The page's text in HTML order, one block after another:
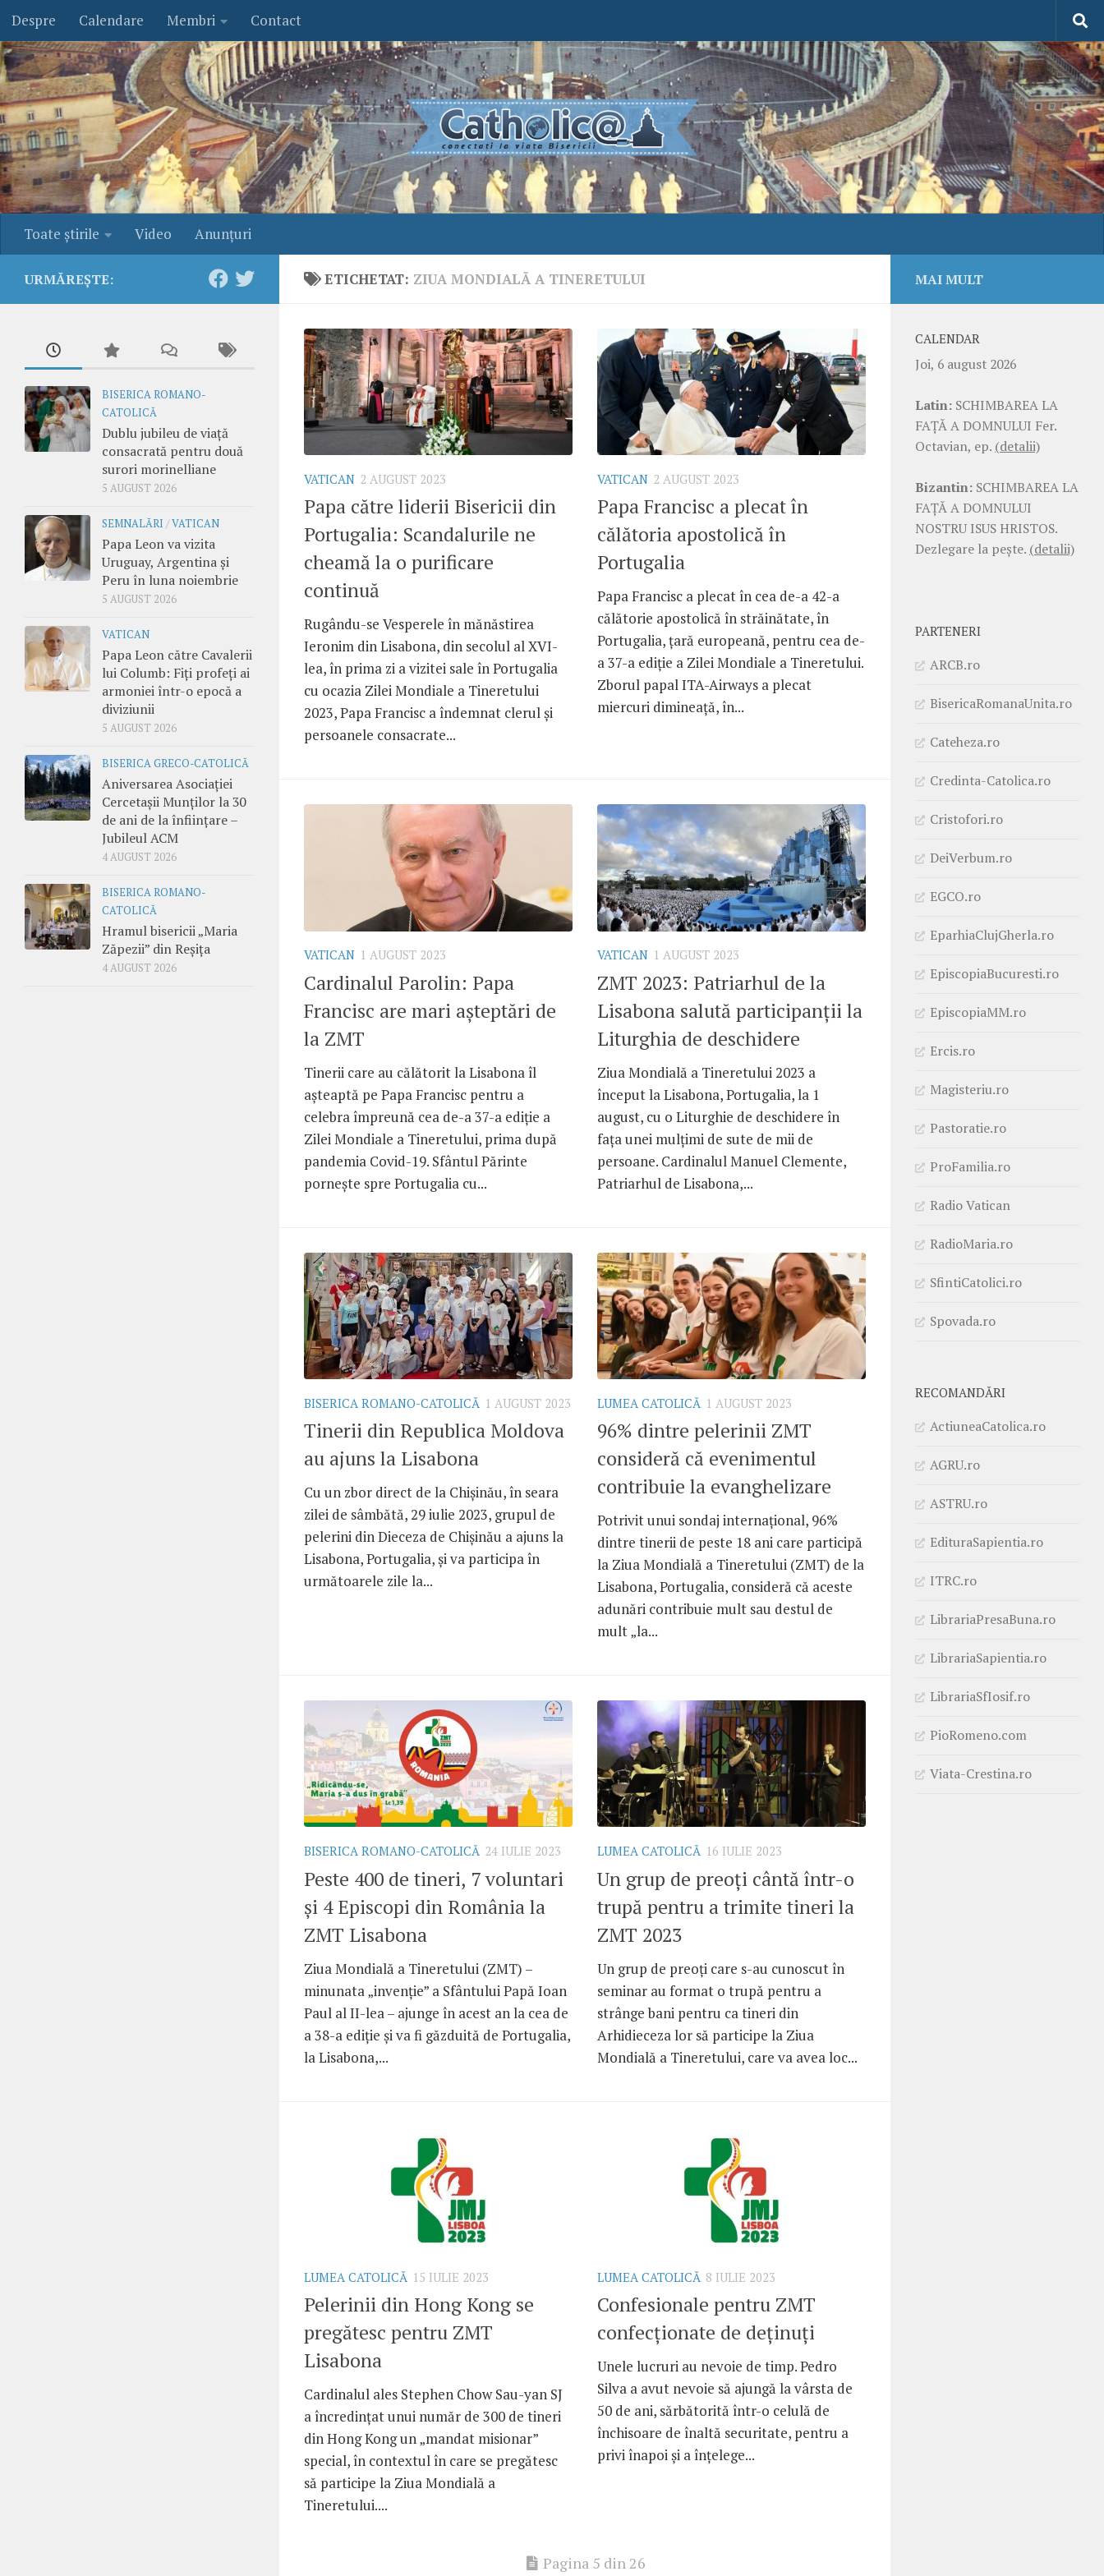
Skip to content
Despre Calendare Membri Contact
Toate ştirile Video Anunţuri
ETICHETAT: ZIUA MONDIALĂ A TINERETULUI
VATICAN 2 AUGUST 2023
Papa către liderii Bisericii din
Portugalia: Scandalurile ne
cheamă la o purificare
continuă
Rugându-se Vesperele în mănăstirea
Ieronim din Lisabona, din secolul al XVI-
lea, în prima zi a vizitei sale în Portugalia
cu ocazia Zilei Mondiale a Tineretului
2023, Papa Francisc a îndemnat clerul și
persoanele consacrate...
VATICAN 2 AUGUST 2023
Papa Francisc a plecat în
călătoria apostolică în
Portugalia
Papa Francisc a plecat în cea de-a 42-a
călătorie apostolică în străinătate, în
Portugalia, țară europeană, pentru cea de-
a 37-a ediție a Zilei Mondiale a Tineretului.
Zborul papal ITA-Airways a plecat
miercuri dimineață, în...
VATICAN 1 AUGUST 2023
Cardinalul Parolin: Papa
Francisc are mari așteptări de
la ZMT
Tinerii care au călătorit la Lisabona îl
așteaptă pe Papa Francisc pentru a
celebra împreună cea de-a 37-a ediție a
Zilei Mondiale a Tineretului, prima după
pandemia Covid-19. Sfântul Părinte
pornește spre Portugalia cu...
VATICAN 1 AUGUST 2023
ZMT 2023: Patriarhul de la
Lisabona salută participanții la
Liturghia de deschidere
Ziua Mondială a Tineretului 2023 a
început la Lisabona, Portugalia, la 1
august, cu o Liturghie de deschidere în
fața unei mulțimi de sute de mii de
persoane. Cardinalul Manuel Clemente,
Patriarhul de Lisabona,...
BISERICA ROMANO-CATOLICĂ 1 AUGUST 2023
Tinerii din Republica Moldova
au ajuns la Lisabona
Cu un zbor direct de la Chișinău, în seara
zilei de sâmbătă, 29 iulie 2023, grupul de
pelerini din Dieceza de Chișinău a ajuns la
Lisabona, Portugalia, și va participa în
următoarele zile la...
LUMEA CATOLICĂ 1 AUGUST 2023
96% dintre pelerinii ZMT
consideră că evenimentul
contribuie la evanghelizare
Potrivit unui sondaj internațional, 96%
dintre tinerii de peste 18 ani care participă
la Ziua Mondială a Tineretului (ZMT) de la
Lisabona, Portugalia, consideră că aceste
adunări contribuie mult sau destul de
mult „la...
BISERICA ROMANO-CATOLICĂ 24 IULIE 2023
Peste 400 de tineri, 7 voluntari
și 4 Episcopi din România la
ZMT Lisabona
Ziua Mondială a Tineretului (ZMT) –
minunata „invenție” a Sfântului Papă Ioan
Paul al II-lea – ajunge în acest an la cea de
a 38-a ediție și va fi găzduită de Portugalia,
la Lisabona,...
LUMEA CATOLICĂ 16 IULIE 2023
Un grup de preoți cântă într-o
trupă pentru a trimite tineri la
ZMT 2023
Un grup de preoți care s-au cunoscut în
seminar au format o trupă pentru a
strânge bani pentru ca tineri din
Arhidieceza lor să participe la Ziua
Mondială a Tineretului, care va avea loc...
LUMEA CATOLICĂ 15 IULIE 2023
Pelerinii din Hong Kong se
pregătesc pentru ZMT
Lisabona
Cardinalul ales Stephen Chow Sau-yan SJ
a încredințat unui număr de 300 de tineri
din Hong Kong un „mandat misionar”
special, în contextul în care se pregătesc
să participe la Ziua Mondială a
Tineretului....
LUMEA CATOLICĂ 8 IULIE 2023
Confesionale pentru ZMT
confecționate de deținuți
Unele lucruri au nevoie de timp. Pedro
Silva a avut nevoie să ajungă la vârsta de
50 de ani, sărbătorită într-o celulă de
închisoare de înaltă securitate, pentru a
privi înapoi și a înțelege...
Pagina 5 din 26
URMĂREȘTE:
BISERICA ROMANO-
CATOLICĂ
Dublu jubileu de viață
consacrată pentru două
surori morinelliane
5 AUGUST 2026
SEMNALĂRI /VATICAN
Papa Leon va vizita
Uruguay, Argentina și
Peru în luna noiembrie
5 AUGUST 2026
VATICAN
Papa Leon către Cavalerii
lui Columb: Fiți profeți ai
armoniei într-o epocă a
diviziunii
5 AUGUST 2026
BISERICA GRECO-CATOLICĂ
Aniversarea Asociației
Cercetașii Munților la 30
de ani de la înființare –
Jubileul ACM
4 AUGUST 2026
BISERICA ROMANO-
CATOLICĂ
Hramul bisericii „Maria
Zăpezii” din Reșița
4 AUGUST 2026
MAI MULT
CALENDAR
Joi, 6 august 2026
Latin: SCHIMBAREA LA
FAŢĂ A DOMNULUI Fer.
Octavian, ep. (detalii)
Bizantin: SCHIMBAREA LA
FAŢĂ A DOMNULUI
NOSTRU ISUS HRISTOS.
Dezlegare la pește. (detalii)
PARTENERI
ARCB.ro
BisericaRomanaUnita.ro
Cateheza.ro
Credinta-Catolica.ro
Cristofori.ro
DeiVerbum.ro
EGCO.ro
EparhiaClujGherla.ro
EpiscopiaBucuresti.ro
EpiscopiaMM.ro
Ercis.ro
Magisteriu.ro
Pastoratie.ro
ProFamilia.ro
Radio Vatican
RadioMaria.ro
SfintiCatolici.ro
Spovada.ro
RECOMANDĂRI
ActiuneaCatolica.ro
AGRU.ro
ASTRU.ro
EdituraSapientia.ro
ITRC.ro
LibrariaPresaBuna.ro
LibrariaSapientia.ro
LibrariaSfIosif.ro
PioRomeno.com
Viata-Crestina.ro